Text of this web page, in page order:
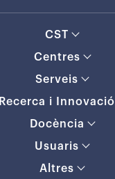
CST
Centres
Serveis
Recerca i Innovació
Docència
Usuaris
Altres